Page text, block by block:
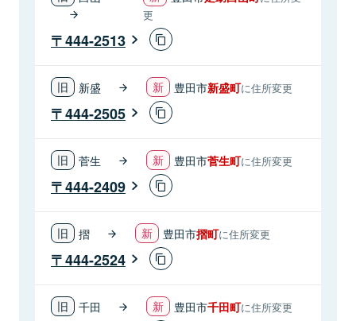
更
444-2513
新盛 豊田市新盛町に住所変更
444-2505
菅生 豊田市菅生町に住所変更
444-2409
摺 豊田市摺町に住所変更
444-2524
千田 豊田市千田町に住所変更